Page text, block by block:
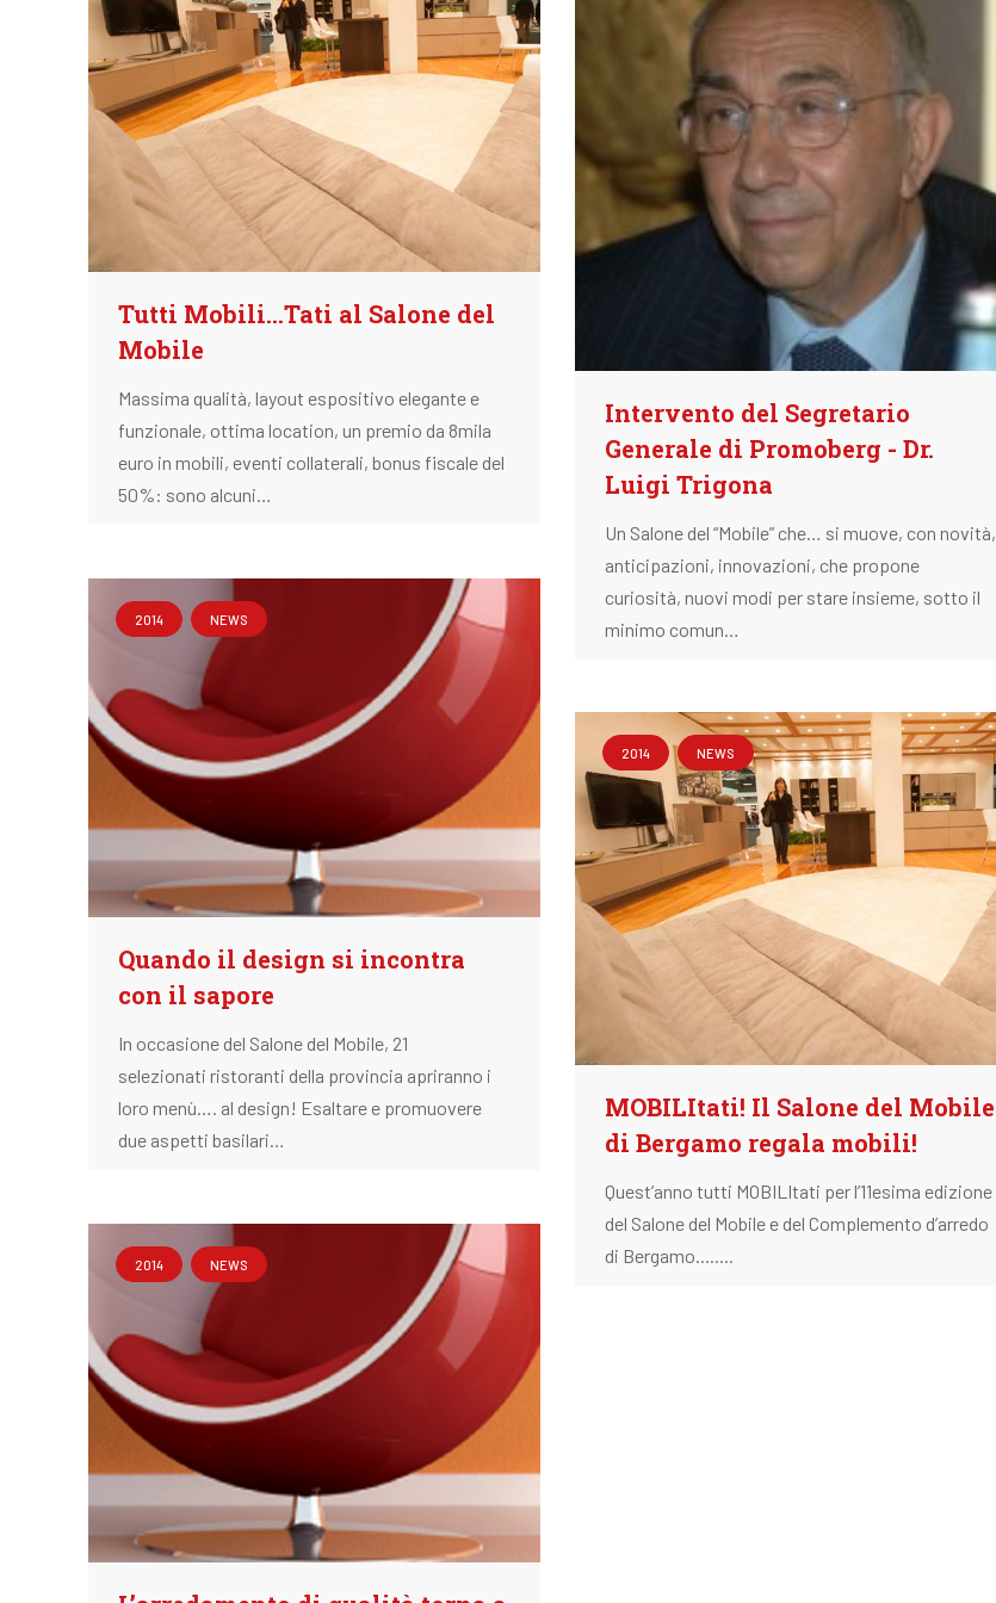
Tutti Mobili...Tati al Salone del
Mobile
Massima qualità, layout espositivo elegante e
funzionale, ottima location, un premio da 8mila
euro in mobili, eventi collaterali, bonus fiscale del
50%: sono alcuni…
Intervento del Segretario
Generale di Promoberg - Dr.
Luigi Trigona
Un Salone del “Mobile” che… si muove, con novità,
anticipazioni, innovazioni, che propone
curiosità, nuovi modi per stare insieme, sotto il
minimo comun…
2014 NEWS
Quando il design si incontra
con il sapore
In occasione del Salone del Mobile, 21
selezionati ristoranti della provincia apriranno i
loro menù…. al design! Esaltare e promuovere
due aspetti basilari…
2014 NEWS
MOBILItati! Il Salone del Mobile
di Bergamo regala mobili!
Quest’anno tutti MOBILItati per l’11esima edizione
del Salone del Mobile e del Complemento d’arredo
di Bergamo........
2014 NEWS